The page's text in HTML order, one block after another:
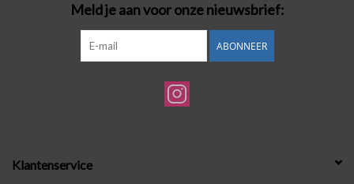
Meld je aan voor onze nieuwsbrief:
ABONNEER
Klantenservice